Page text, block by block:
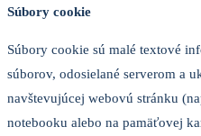
Súbory cookie
Súbory cookie sú malé textové
súborov, odosielané serverom a
navštevujúcej webovú stránku
notebooku alebo na pamäťovej